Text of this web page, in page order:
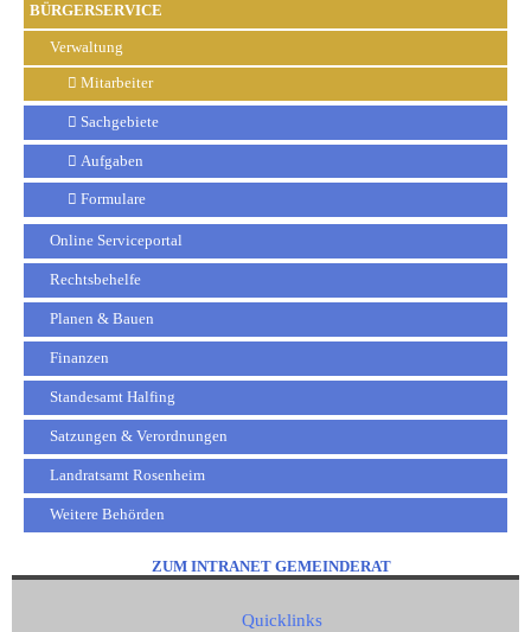
BÜRGERSERVICE
Verwaltung
Mitarbeiter
Sachgebiete
Aufgaben
Formulare
Online Serviceportal
Rechtsbehelfe
Planen & Bauen
Finanzen
Standesamt Halfing
Satzungen & Verordnungen
Landratsamt Rosenheim
Weitere Behörden
ZUM INTRANET GEMEINDERAT
Quicklinks